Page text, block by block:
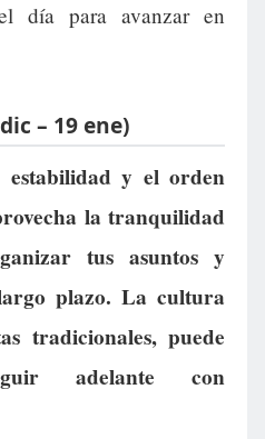
día para avanzar en
– 19 ene)
estabilidad y el orden
la tranquilidad
tus asuntos y
plazo. La cultura
tradicionales, puede
adelante con